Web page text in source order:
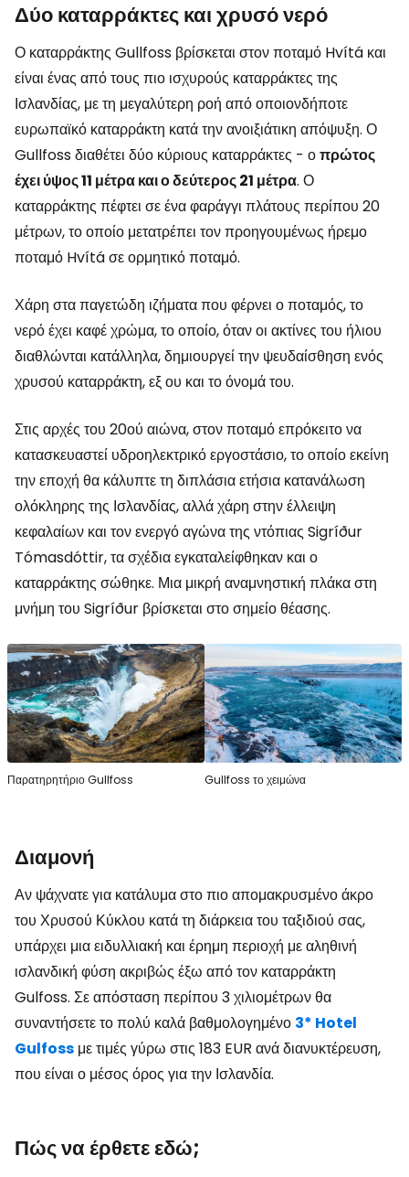
Δύο καταρράκτες και χρυσό νερό
Ο καταρράκτης Gullfoss βρίσκεται στον ποταμό Hvítá και
είναι ένας από τους πιο ισχυρούς καταρράκτες της
Ισλανδίας, με τη μεγαλύτερη ροή από οποιονδήποτε
ευρωπαϊκό καταρράκτη κατά την ανοιξιάτικη απόψυξη. Ο
Gullfoss διαθέτει δύο κύριους καταρράκτες - οπρώτος
έχει ύψος 11 μέτρα και ο δεύτερος 21 μέτρα. Ο
καταρράκτης πέφτει σε ένα φαράγγι πλάτους περίπου 20
μέτρων, το οποίο μετατρέπει τον προηγουμένως ήρεμο
ποταμό Hvítá σε ορμητικό ποταμό.
Χάρη στα παγετώδη ιζήματα που φέρνει ο ποταμός, το
νερό έχει καφέ χρώμα, το οποίο, όταν οι ακτίνες του ήλιου
διαθλώνται κατάλληλα, δημιουργεί την ψευδαίσθηση ενός
χρυσού καταρράκτη, εξ ου και το όνομά του.
Στις αρχές του 20ού αιώνα, στον ποταμό επρόκειτο να
κατασκευαστεί υδροηλεκτρικό εργοστάσιο, το οποίο εκείνη
την εποχή θα κάλυπτε τη διπλάσια ετήσια κατανάλωση
ολόκληρης της Ισλανδίας, αλλά χάρη στην έλλειψη
κεφαλαίων και τον ενεργό αγώνα της ντόπιας Sigríður
Tómasdóttir, τα σχέδια εγκαταλείφθηκαν και ο
καταρράκτης σώθηκε. Μια μικρή αναμνηστική πλάκα στη
μνήμη του Sigríður βρίσκεται στο σημείο θέασης.
Παρατηρητήριο Gullfoss Gullfoss το χειμώνα
Διαμονή
Αν ψάχνατε για κατάλυμα στο πιο απομακρυσμένο άκρο
του Χρυσού Κύκλου κατά τη διάρκεια του ταξιδιού σας,
υπάρχει μια ειδυλλιακή και έρημη περιοχή με αληθινή
ισλανδική φύση ακριβώς έξω από τον καταρράκτη
Gulfoss. Σε απόσταση περίπου 3 χιλιομέτρων θα
συναντήσετε το πολύ καλά βαθμολογημένο 3* Hotel
Gulfoss με τιμές γύρω στις 183 EUR ανά διανυκτέρευση,
που είναι ο μέσος όρος για την Ισλανδία.
Πώς να έρθετε εδώ;